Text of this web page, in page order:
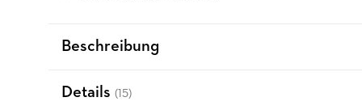
Beschreibung
Details (15)